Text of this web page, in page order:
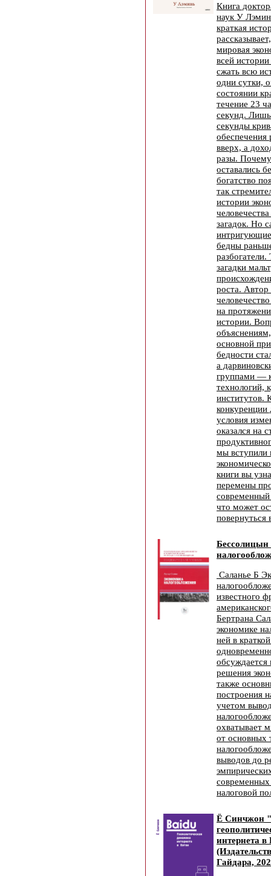
Книга
наук У
краткая
мировая
всей
сжать всю
одни сутки,
состоянии
течение 23
секунд.
секунды
обеспечения
вверх, а
разы.
оставались
богатство
так
истории
загадок. Но
бедны
загадки
роста. Автор
на
истории.
основной
бедности
а
группами —
технологий,
институтов.
конкуренции
условия
оказался на
мы вступили
книги вы
перемены
современный
что может
повернуться
Саланье Б
известного
Бертрана
экономике
ней в
обсуждается
решения
также
построения
учетом
охватывает
от основных
выводов до
налоговой
Ё Синчжон
интернета
Гайдара,